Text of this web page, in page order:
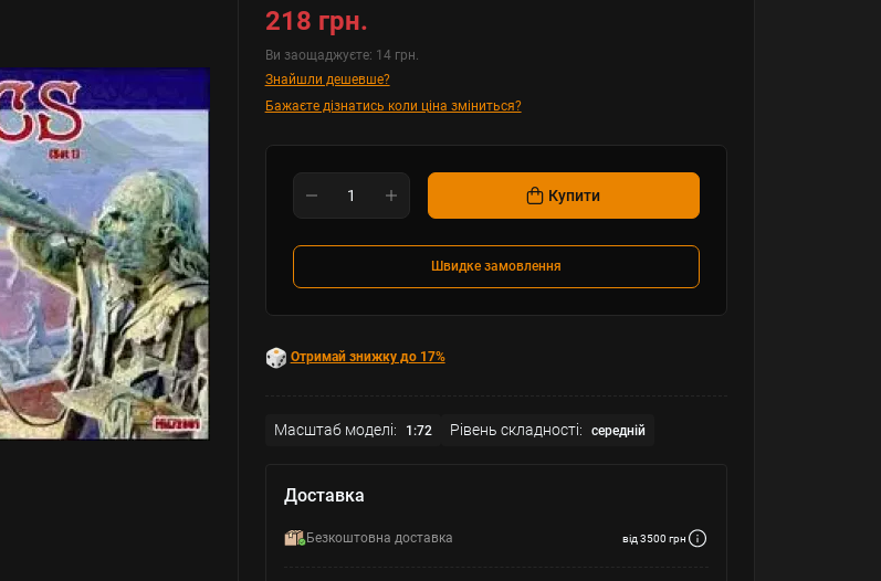
218 грн.
Ви заощаджуєте: 14 грн.
Знайшли дешевше?
Бажаєте дізнатись коли ціна зміниться?
Купити
Швидке замовлення
Отримай знижку до 17%
Масштаб моделі: 1:72 Рівень складності: середній
Доставка
Безкоштовна доставка від 3500 грн